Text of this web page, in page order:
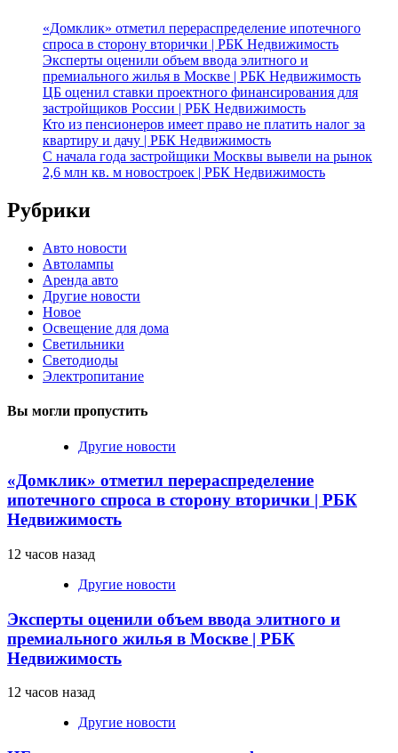
«Домклик» отметил перераспределение ипотечного
спроса в сторону вторички | РБК Недвижимость
Эксперты оценили объем ввода элитного и
премиального жилья в Москве | РБК Недвижимость
ЦБ оценил ставки проектного финансирования для
застройщиков России | РБК Недвижимость
Кто из пенсионеров имеет право не платить налог за
квартиру и дачу | РБК Недвижимость
С начала года застройщики Москвы вывели на рынок
2,6 млн кв. м новостроек | РБК Недвижимость
Рубрики
Авто новости
Автолампы
Аренда авто
Другие новости
Новое
Освещение для дома
Светильники
Светодиоды
Электропитание
Вы могли пропустить
Другие новости
«Домклик» отметил перераспределение
ипотечного спроса в сторону вторички | РБК
Недвижимость
12 часов назад
Другие новости
Эксперты оценили объем ввода элитного и
премиального жилья в Москве | РБК
Недвижимость
12 часов назад
Другие новости